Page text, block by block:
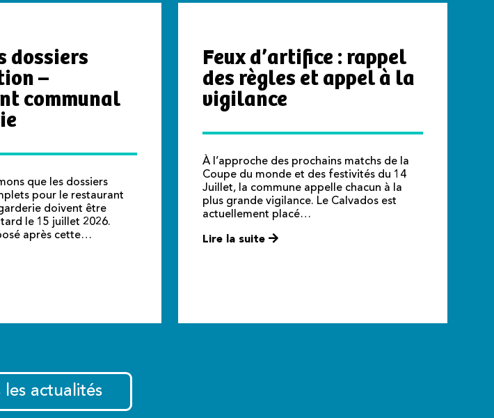
dossiers
–
communal
que les dossiers
pour le restaurant
doivent être
le 15 juillet 2026.
après cette…
Feux d’artifice : rappel
des règles et appel à la
vigilance
À l’approche des prochains matchs de la
Coupe du monde et des festivités du 14
Juillet, la commune appelle chacun à la
plus grande vigilance. Le Calvados est
actuellement placé…
Lire la suite
les actualités